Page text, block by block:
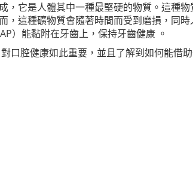
它是人體其中一種最堅硬的物質。這種
這種礦物質會隨著時間而受到磨損，同
）能黏附在牙齒上，保持牙齒健康 。
腔健康如此重要，並且了解到如何能借